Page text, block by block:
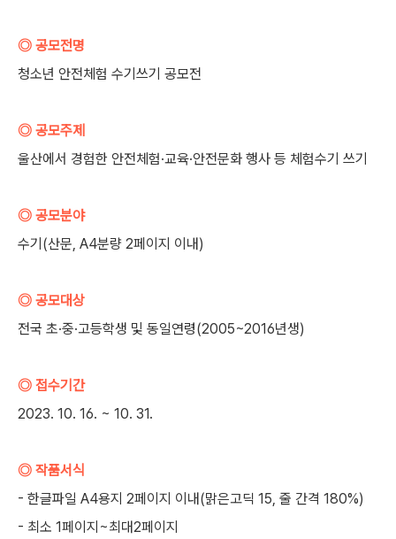
◎ 공모전명
청소년 안전체험 수기쓰기 공모전
◎ 공모주제
울산에서 경험한 안전체험·교육·안전문화 행사 등 체험수기 쓰기
◎ 공모분야
수기(산문, A4분량 2페이지 이내)
◎ 공모대상
전국 초·중·고등학생 및 동일연령(2005~2016년생)
◎ 접수기간
2023. 10. 16. ~ 10. 31.
◎ 작품서식
- 한글파일 A4용지 2페이지 이내(맑은고딕 15, 줄 간격 180%)
- 최소 1페이지~최대2페이지